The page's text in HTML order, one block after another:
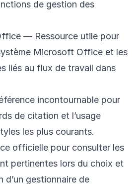
de gestion des
— Ressource utile pour
Microsoft Office et les
liés au flux de travail dans
incontournable pour
de citation et l’usage
les plus courants.
officielle pour consulter les
pertinentes lors du choix et
d’un gestionnaire de